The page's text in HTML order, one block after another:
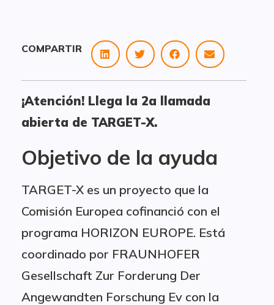
COMPARTIR
¡Atención! Llega la 2a llamada
abierta de TARGET-X.
Objetivo de la ayuda
TARGET-X es un proyecto que la
Comisión Europea cofinanció con el
programa HORIZON EUROPE. Está
coordinado por FRAUNHOFER
Gesellschaft Zur Forderung Der
Angewandten Forschung Ev con la